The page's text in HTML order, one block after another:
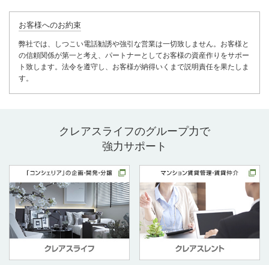
お客様へのお約束
弊社では、しつこい電話勧誘や強引な営業は一切致しません。お客様と
の信頼関係が第一と考え、パートナーとしてお客様の資産作りをサポー
ト致します。法令を遵守し、お客様が納得いくまで説明責任を果たしま
す。
クレアスライフのグループ力で
強力サポート